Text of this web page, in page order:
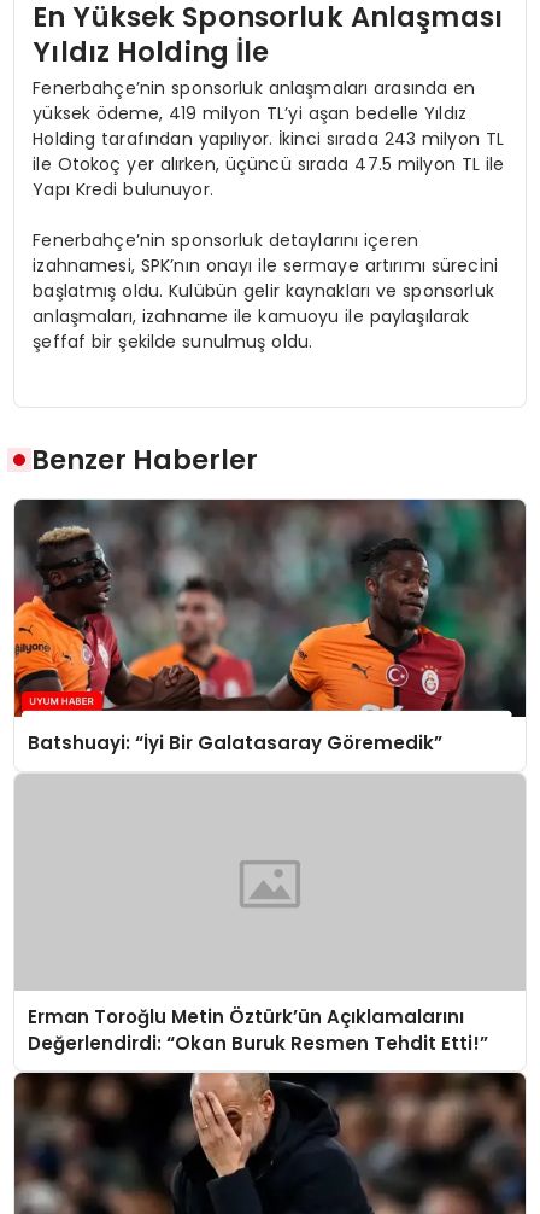
En Yüksek Sponsorluk Anlaşması
Yıldız Holding İle
Fenerbahçe’nin sponsorluk anlaşmaları arasında en
yüksek ödeme, 419 milyon TL’yi aşan bedelle Yıldız
Holding tarafından yapılıyor. İkinci sırada 243 milyon TL
ile Otokoç yer alırken, üçüncü sırada 47.5 milyon TL ile
Yapı Kredi bulunuyor.
Fenerbahçe’nin sponsorluk detaylarını içeren
izahnamesi, SPK’nın onayı ile sermaye artırımı sürecini
başlatmış oldu. Kulübün gelir kaynakları ve sponsorluk
anlaşmaları, izahname ile kamuoyu ile paylaşılarak
şeffaf bir şekilde sunulmuş oldu.
Benzer Haberler
Batshuayi: “İyi Bir Galatasaray Göremedik”
Erman Toroğlu Metin Öztürk’ün Açıklamalarını
Değerlendirdi: “Okan Buruk Resmen Tehdit Etti!”